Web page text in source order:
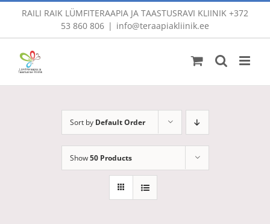
content
RAILI RAIK LÜMFITERAAPIA JA TAASTUSRAVI KLIINIK +372
53 860 806 | info@teraapiakliinik.ee
Sort by Default Order
Show50 Products